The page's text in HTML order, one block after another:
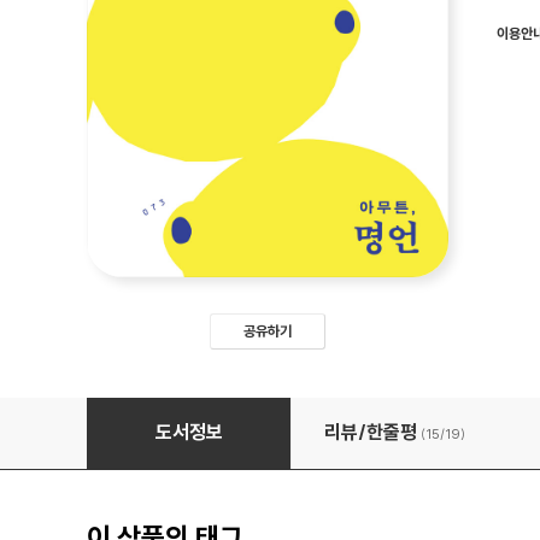
공유하기
이용안
아무튼, 명언도서정보 리뷰/한줄평 (15/19)